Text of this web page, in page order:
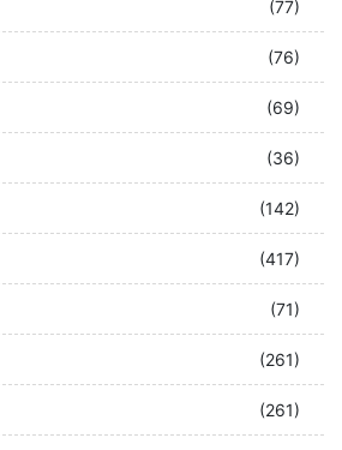
(77)
(76)
(69)
(36)
(142)
(417)
(71)
(261)
(261)